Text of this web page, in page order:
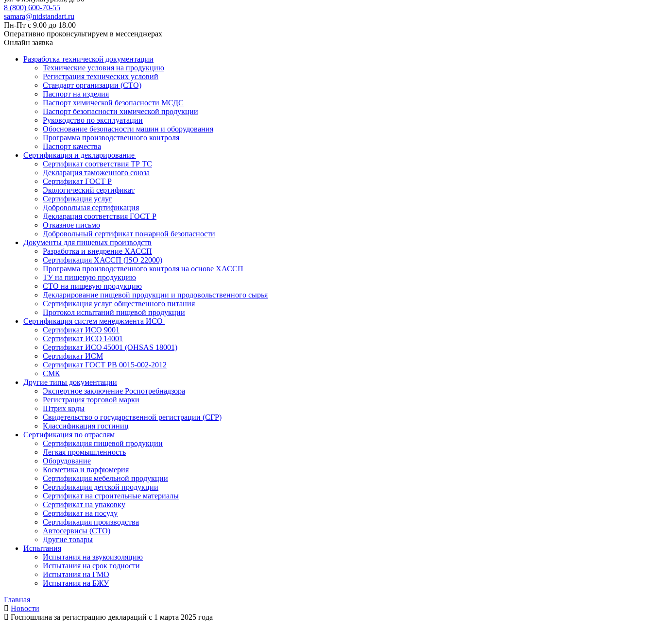
8 (800) 600-70-55
samara@ntdstandart.ru
Пн-Пт с 9.00 до 18.00
Оперативно проконсультируем в мессенджерах
Онлайн заявка
Разработка технической документации
Технические условия на продукцию
Регистрация технических условий
Стандарт организации (СТО)
Паспорт на изделия
Паспорт химической безопасности МСДС
Паспорт безопасности химической продукции
Руководство по эксплуатации
Обоснование безопасности машин и оборудования
Программа производственного контроля
Паспорт качества
Сертификация и декларирование
Сертификат соответствия ТР ТС
Декларация таможенного союза
Сертификат ГОСТ Р
Экологический сертификат
Сертификация услуг
Добровольная сертификация
Декларация соответствия ГОСТ Р
Отказное письмо
Добровольный сертификат пожарной безопасности
Документы для пищевых производств
Разработка и внедрение ХАССП
Сертификация ХАССП (ISO 22000)
Программа производственного контроля на основе ХАССП
ТУ на пищевую продукцию
СТО на пищевую продукцию
Декларирование пищевой продукции и продовольственного сырья
Сертификация услуг общественного питания
Протокол испытаний пищевой продукции
Сертификация систем менеджмента ИСО
Сертификат ИСО 9001
Сертификат ИСО 14001
Сертификат ИСО 45001 (OHSAS 18001)
Сертификат ИСМ
Сертификат ГОСТ РВ 0015-002-2012
СМК
Другие типы документации
Экспертное заключение Роспотребнадзора
Регистрация торговой марки
Штрих коды
Свидетельство о государственной регистрации (СГР)
Классификация гостиниц
Сертификация по отраслям
Сертификация пищевой продукции
Легкая промышленность
Оборудование
Косметика и парфюмерия
Сертификация мебельной продукции
Сертификация детской продукции
Сертификат на строительные материалы
Сертификат на упаковку
Сертификат на посуду
Сертификация производства
Автосервисы (СТО)
Другие товары
Испытания
Испытания на звукоизоляцию
Испытания на срок годности
Испытания на ГМО
Испытания на БЖУ
Главная
Новости
Госпошлина за регистрацию деклараций с 1 марта 2025 года